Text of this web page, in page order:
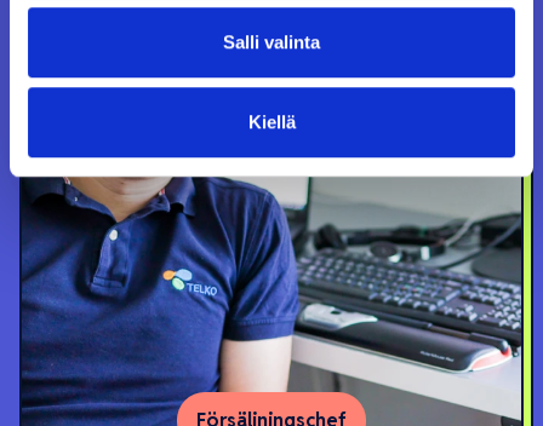
Salli valinta
Kiellä
Försäljningschef